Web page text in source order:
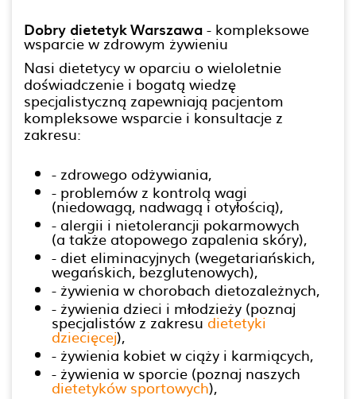
Dobry dietetyk Warszawa- kompleksowe
wsparcie w zdrowym żywieniu
Nasi dietetycy w oparciu o wieloletnie
doświadczenie i bogatą wiedzę
specjalistyczną zapewniają pacjentom
kompleksowe wsparcie i konsultacje z
zakresu:
- zdrowego odżywiania,
- problemów z kontrolą wagi
(niedowagą, nadwagą i otyłością),
- alergii i nietolerancji pokarmowych
(a także atopowego zapalenia skóry),
- diet eliminacyjnych (wegetariańskich,
wegańskich, bezglutenowych),
- żywienia w chorobach dietozależnych,
- żywienia dzieci i młodzieży (poznaj
specjalistów z zakresu dietetyki
dziecięcej),
- żywienia kobiet w ciąży i karmiących,
- żywienia w sporcie (poznaj naszych
dietetyków sportowych),